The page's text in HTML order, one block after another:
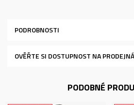
PODROBNOSTI
OVĚŘTE SI DOSTUPNOST NA
PODOBNÉ